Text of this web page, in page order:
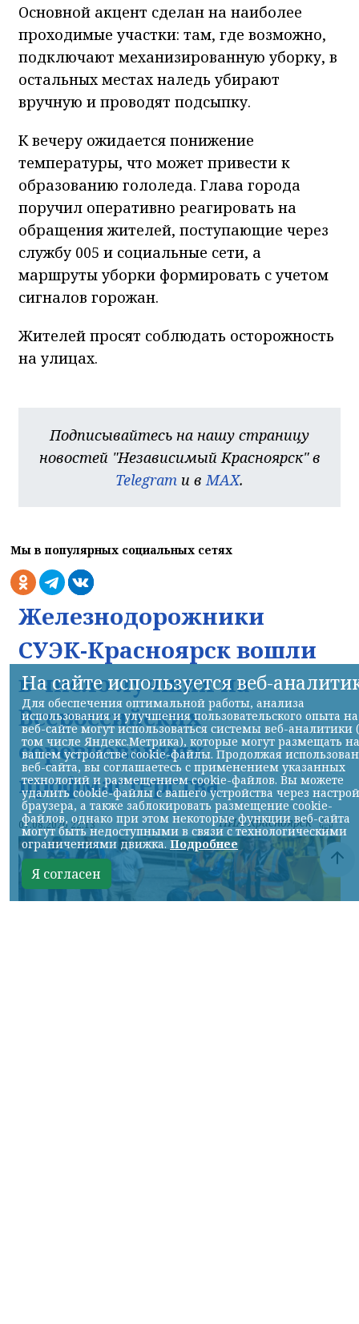
Основной акцент сделан на наиболее
проходимые участки: там, где возможно,
подключают механизированную уборку, в
остальных местах наледь убирают
вручную и проводят подсыпку.
К вечеру ожидается понижение
температуры, что может привести к
образованию гололеда. Глава города
поручил оперативно реагировать на
обращения жителей, поступающие через
службу 005 и социальные сети, а
маршруты уборки формировать с учетом
сигналов горожан.
Жителей просят соблюдать осторожность
на улицах.
Подписывайтесь на нашу страницу
новостей "Независимый Красноярск" в
Telegram и в MAX.
Мы в популярных социальных сетях
Железнодорожники
СУЭК-Красноярск вошли
в число лучших на
Всероссийских
соревнованиях
профмастерства
07.08.2026 22:13 НИА-Красноярск
На сайте используется веб-
Для обеспечения оптимальной работы, анализа
использования и улучшения пользовательского опыта на
веб-сайте могут использоваться системы веб-аналитики
том числе Яндекс.Метрика), которые могут размещать на
вашем устройстве cookie-файлы. Продолжая
веб-сайта, вы соглашаетесь с применением указанных
технологий и размещением cookie-файлов. Вы можете
удалить cookie-файлы с вашего устройства через
браузера, а также заблокировать размещение cookie-
файлов, однако при этом некоторые функции веб-сайта
могут быть недоступными в связи с технологическими
ограничениями движка.Подробнее
Я согласен